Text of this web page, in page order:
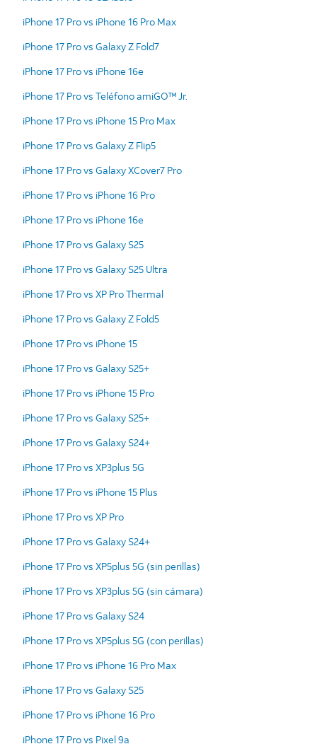
iPhone 17 Pro vs iPhone 16 Pro Max
iPhone 17 Pro vs Galaxy Z Fold7
iPhone 17 Pro vs iPhone 16e
iPhone 17 Pro vs Teléfono amiGO™ Jr.
iPhone 17 Pro vs iPhone 15 Pro Max
iPhone 17 Pro vs Galaxy Z Flip5
iPhone 17 Pro vs Galaxy XCover7 Pro
iPhone 17 Pro vs iPhone 16 Pro
iPhone 17 Pro vs iPhone 16e
iPhone 17 Pro vs Galaxy S25
iPhone 17 Pro vs Galaxy S25 Ultra
iPhone 17 Pro vs XP Pro Thermal
iPhone 17 Pro vs Galaxy Z Fold5
iPhone 17 Pro vs iPhone 15
iPhone 17 Pro vs Galaxy S25+
iPhone 17 Pro vs iPhone 15 Pro
iPhone 17 Pro vs Galaxy S25+
iPhone 17 Pro vs Galaxy S24+
iPhone 17 Pro vs XP3plus 5G
iPhone 17 Pro vs iPhone 15 Plus
iPhone 17 Pro vs XP Pro
iPhone 17 Pro vs Galaxy S24+
iPhone 17 Pro vs XP5plus 5G (sin perillas)
iPhone 17 Pro vs XP3plus 5G (sin cámara)
iPhone 17 Pro vs Galaxy S24
iPhone 17 Pro vs XP5plus 5G (con perillas)
iPhone 17 Pro vs iPhone 16 Pro Max
iPhone 17 Pro vs Galaxy S25
iPhone 17 Pro vs iPhone 16 Pro
iPhone 17 Pro vs Pixel 9a